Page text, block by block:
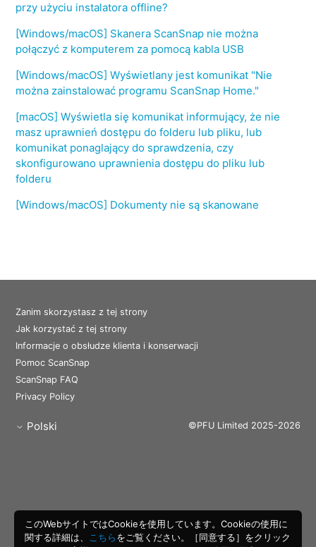
przy użyciu instalatora offline?
[Windows/macOS] Skanera ScanSnap nie można
połączyć z komputerem za pomocą kabla USB
[Windows/macOS] Wyświetlany jest komunikat "Nie
można zainstalować programu ScanSnap Home."
[macOS] Wyświetla się komunikat informujący, że nie
masz uprawnień dostępu do folderu lub pliku, lub
komunikat ponaglający do sprawdzenia, czy
skonfigurowano uprawnienia dostępu do pliku lub
folderu
[Windows/macOS] Dokumenty nie są skanowane
Zanim skorzystasz z tej strony
Jak korzystać z tej strony
Informacje o obsłudze klienta i konserwacji
Pomoc ScanSnap
ScanSnap FAQ
Privacy Policy
Polski ©PFU Limited 2025-2026
このWebサイトではCookieを使用しています。Cookieの使用に
関する詳細は、
こちらをご覧ください。［同意する］をクリック